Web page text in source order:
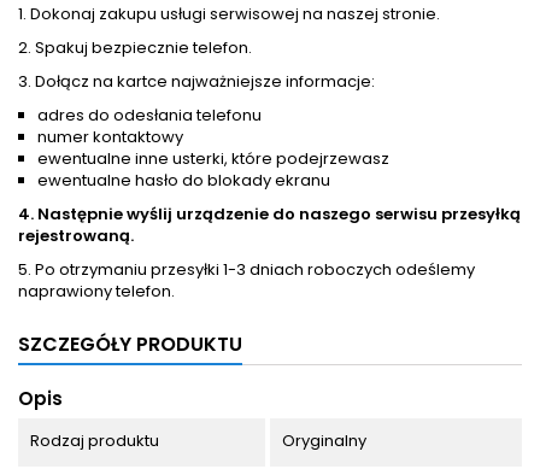
1. Dokonaj zakupu usługi serwisowej na naszej stronie.
2. Spakuj bezpiecznie telefon.
3. Dołącz na kartce najważniejsze informacje:
adres do odesłania telefonu
numer kontaktowy
ewentualne inne usterki, które podejrzewasz
ewentualne hasło do blokady ekranu
4. Następnie wyślij urządzenie do naszego serwisu przesyłką
rejestrowaną.
5. Po otrzymaniu przesyłki 1-3 dniach roboczych odeślemy
naprawiony telefon.
SZCZEGÓŁY PRODUKTU
Opis
Rodzaj produktu Oryginalny